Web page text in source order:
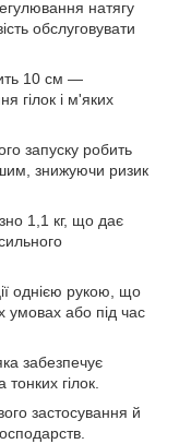
натягу
обслуговувати
10 см —
гілок і м'яких
запуску робить
знижуючи ризик
1,1 кг, що дає
однією рукою, що
або під час
забезпечує
гілок.
застосування й